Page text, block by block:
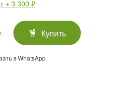
+ 3 300 ₽
Купить
в WhatsApp